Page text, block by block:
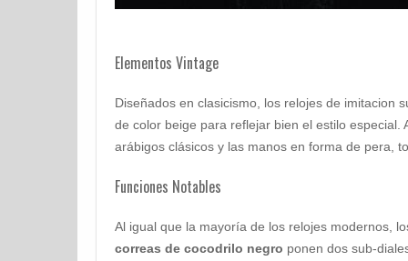
Elementos Vintage
Diseñados en clasicismo, los relojes de imitacion
de color beige para reflejar bien el estilo especial.
arábigos clásicos y las manos en forma de pera,
Funciones Notables
Al igual que la mayoría de los relojes modernos,
correas de cocodrilo negro ponen dos sub-